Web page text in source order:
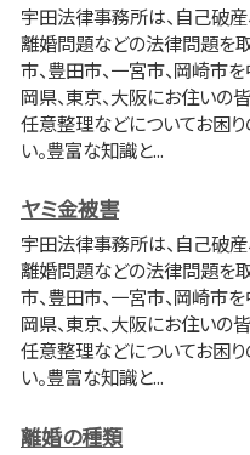
宇田法律事務所は、自己破産
離婚問題などの法律問題を取
市、豊田市、一宮市、岡崎市
岡県、東京、大阪にお住いの
任意整理などについてお困
い。豊富な知識と...
ヤミ金被害
宇田法律事務所は、自己破産
離婚問題などの法律問題を取
市、豊田市、一宮市、岡崎市
岡県、東京、大阪にお住いの
任意整理などについてお困
い。豊富な知識と...
離婚の種類